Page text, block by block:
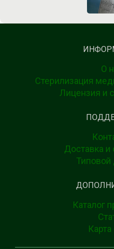
О
Стерилизация
Лицензия и
Доставка
Типовой
Каталог
Карта